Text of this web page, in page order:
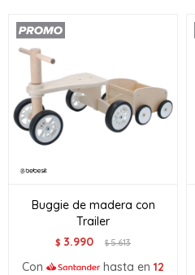
Buggie de madera con
Trailer
$ 3.990 $5.613
Con hasta en 12